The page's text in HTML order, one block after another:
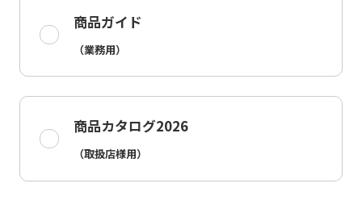
商品ガイド
（業務用）
商品カタログ2026
（取扱店様用）